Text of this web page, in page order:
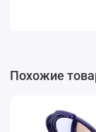
Похожие